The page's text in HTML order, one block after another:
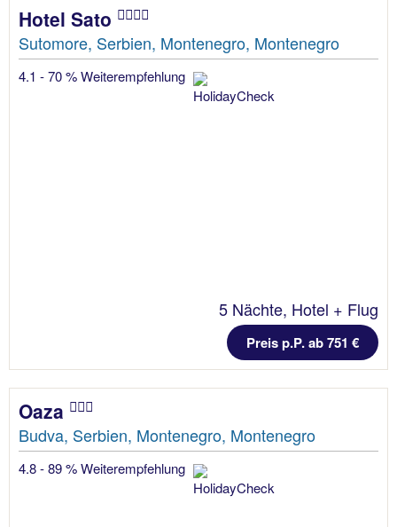
Hotel Sato
Sutomore, Serbien, Montenegro, Montenegro
4.1 - 70 % Weiterempfehlung
5 Nächte, Hotel + Flug
Preis p.P. ab 751 €
Oaza
Budva, Serbien, Montenegro, Montenegro
4.8 - 89 % Weiterempfehlung